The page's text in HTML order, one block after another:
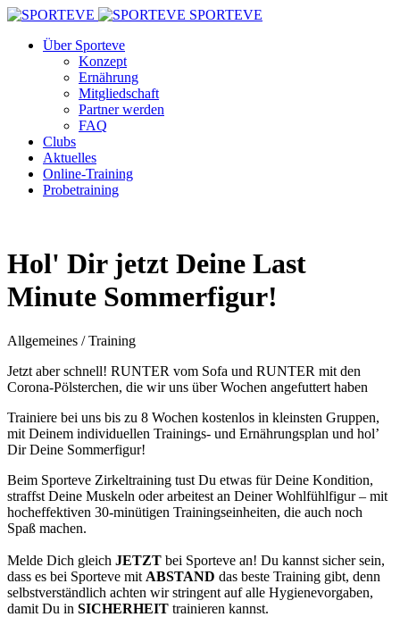
SPORTEVE
Über Sporteve
Konzept
Ernährung
Mitgliedschaft
Partner werden
FAQ
Clubs
Aktuelles
Online-Training
Probetraining
Hol' Dir jetzt Deine Last
Minute Sommerfigur!
Allgemeines / Training
Jetzt aber schnell! RUNTER vom Sofa und RUNTER mit den
Corona-Pölsterchen, die wir uns über Wochen angefuttert haben
Trainiere bei uns bis zu 8 Wochen kostenlos in kleinsten Gruppen,
mit Deinem individuellen Trainings- und Ernährungsplan und hol’
Dir Deine Sommerfigur!
Beim Sporteve Zirkeltraining tust Du etwas für Deine Kondition,
straffst Deine Muskeln oder arbeitest an Deiner Wohlfühlfigur – mit
hocheffektiven 30-minütigen Trainingseinheiten, die auch noch
Spaß machen.
Melde Dich gleich JETZT bei Sporteve an! Du kannst sicher sein,
dass es bei Sporteve mit ABSTAND das beste Training gibt, denn
selbstverständlich achten wir stringent auf alle Hygienevorgaben,
damit Du in SICHERHEIT trainieren kannst.